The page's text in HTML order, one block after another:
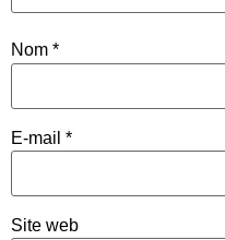
Nom *
E-mail *
Site web